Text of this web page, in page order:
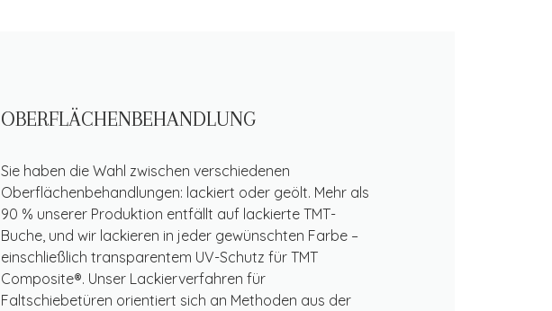
OBERFLÄCHENBEHANDLUNG
Sie haben die Wahl zwischen verschiedenen
Oberflächenbehandlungen: lackiert oder geölt. Mehr als
90 % unserer Produktion entfällt auf lackierte TMT-
Buche, und wir lackieren in jeder gewünschten Farbe –
einschließlich transparentem UV-Schutz für TMT
Composite®. Unser Lackierverfahren für
Faltschiebetüren orientiert sich an Methoden aus der